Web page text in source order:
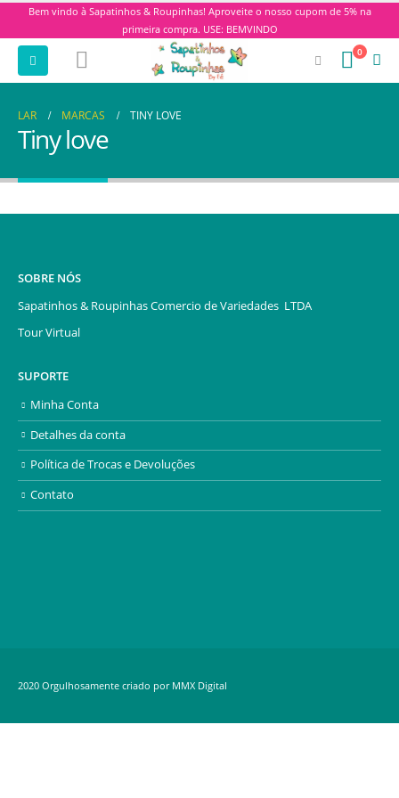
Bem vindo à Sapatinhos & Roupinhas! Aproveite o nosso cupom de 5% na
primeira compra. USE: BEMVINDO
0
LAR MARCAS TINY LOVE
Tiny love
SOBRE NÓS
Sapatinhos & Roupinhas Comercio de Variedades LTDA
Tour Virtual
SUPORTE
Minha Conta
Detalhes da conta
Política de Trocas e Devoluções
Contato
2020 Orgulhosamente criado por MMX Digital